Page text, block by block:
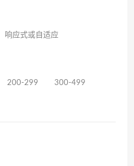
响应式或自适应
200-299 300-499